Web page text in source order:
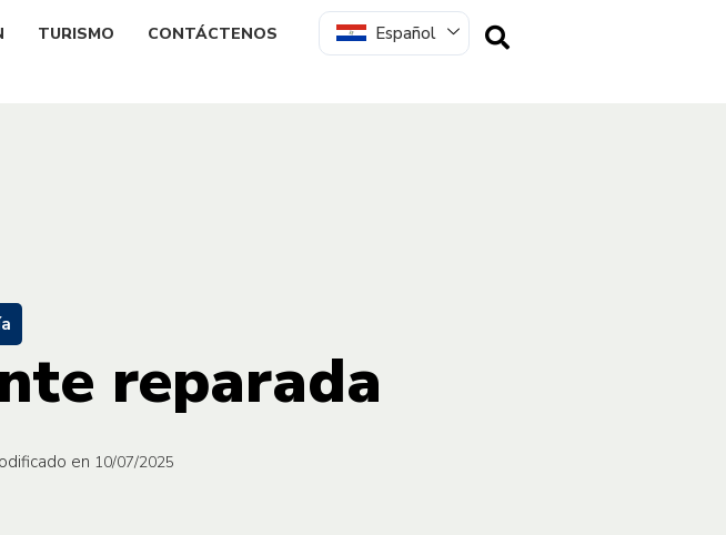
TURISMO CONTÁCTENOS Español
reparada
en 10/07/2025